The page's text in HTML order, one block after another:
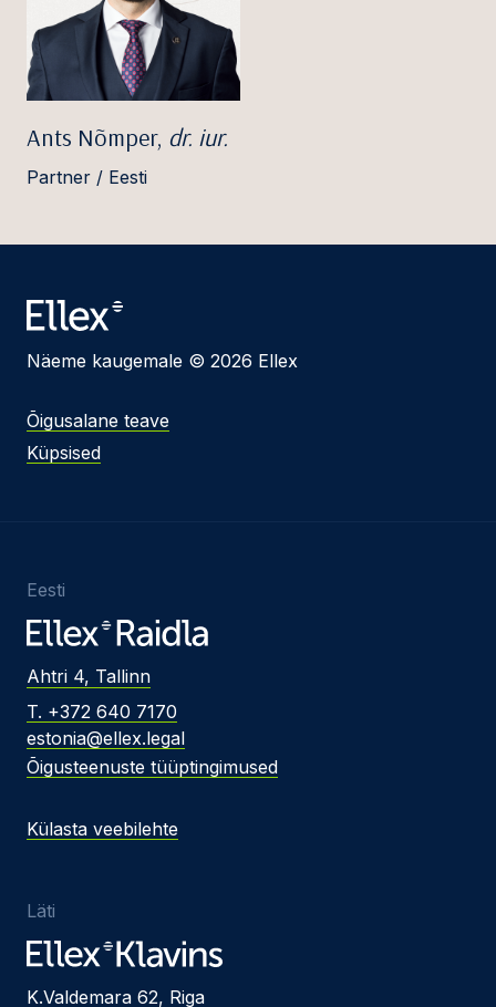
Ants Nõmper, dr. iur.
Partner / Eesti
Näeme kaugemale © 2026 Ellex
Õigusalane teave
Küpsised
Eesti
Ahtri 4, Tallinn
T. +372 640 7170
estonia@ellex.legal
Õigusteenuste tüüptingimused
Külasta veebilehte
Läti
K.Valdemara 62, Riga